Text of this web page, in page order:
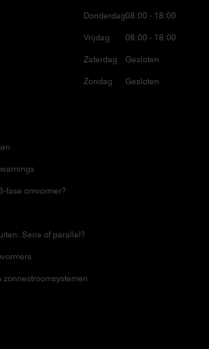
fase omvormer?
Serie of parallel?
Donderdag
Vrijdag
Zaterdag
Zondag
08:00 - 18:00
08:00 - 18:00
Gesloten
Gesloten